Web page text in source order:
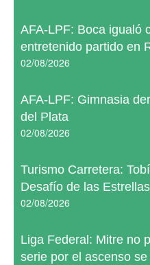
AFA-LPF: Boca igualó
entretenido partido en
02/08/2026
AFA-LPF: Gimnasia
del Plata
02/08/2026
Turismo Carretera:
Desafío de las
02/08/2026
Liga Federal: Mitre no
serie por el ascenso